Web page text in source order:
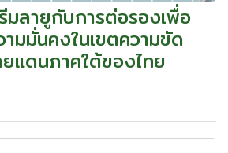
ลายูกับการต่อรองเพื่อ
มมั่นคงในเขตความขัด
แดนภาคใต้ของไทย